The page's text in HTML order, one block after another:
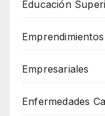
Educación
Emprendimientos
Empresariales
Enfermedades